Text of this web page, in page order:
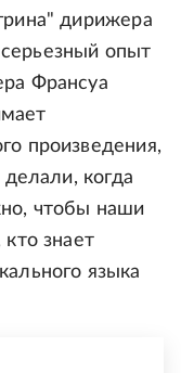
дирижера
опыт
Франсуа
произведения,
когда
чтобы наши
знает
языка